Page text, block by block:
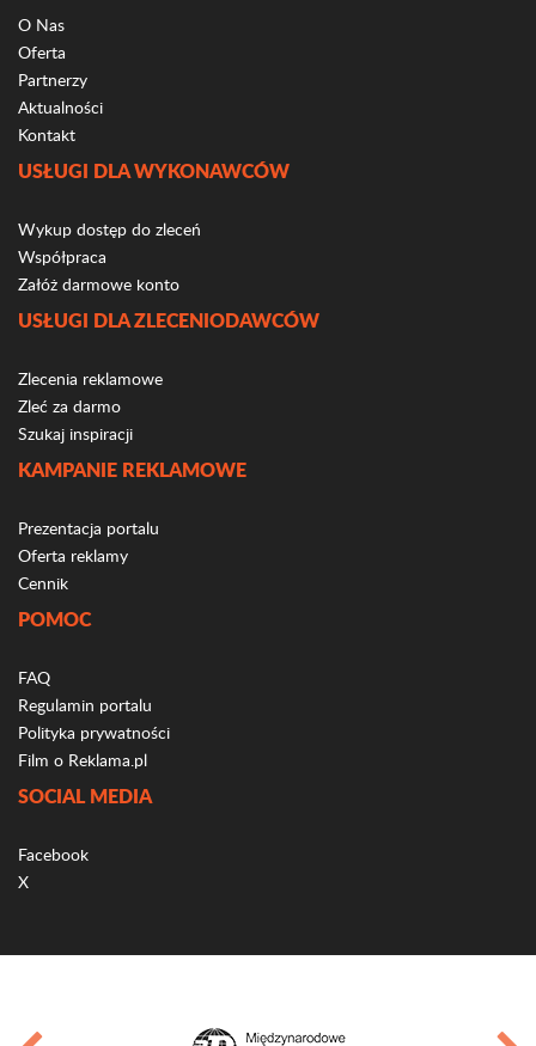
O Nas
Oferta
Partnerzy
Aktualności
Kontakt
USŁUGI DLA WYKONAWCÓW
Wykup dostęp do zleceń
Współpraca
Załóż darmowe konto
USŁUGI DLA ZLECENIODAWCÓW
Zlecenia reklamowe
Zleć za darmo
Szukaj inspiracji
KAMPANIE REKLAMOWE
Prezentacja portalu
Oferta reklamy
Cennik
POMOC
FAQ
Regulamin portalu
Polityka prywatności
Film o Reklama.pl
SOCIAL MEDIA
Facebook
X